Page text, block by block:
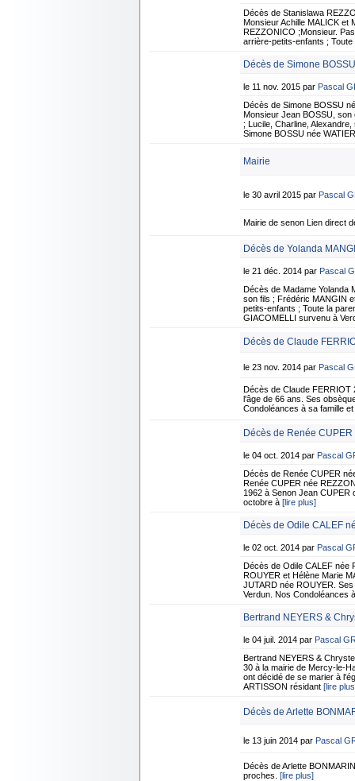
Décès de Stanislawa
Monsieur Achille MALICK et
REZZONICO ;Monsieur.
arrière-petits-enfants ;
Décès de Simone
le 11 nov. 2015 par Pascal
Décès de Simone BOSSU
Monsieur Jean BOSSU, son
; Lucile, Charline,
Simone BOSSU née
Mairie
le 30 avril 2015 par Pascal
Mairie de senon Lien direct
Décès de Yolanda
le 21 déc. 2014 par Pascal
Décès de Madame Yolanda
son fils ; Frédéric MANGIN
petits-enfants ; Toute la
GIACOMELLI survenu à
Décès de Claude
le 23 nov. 2014 par Pascal
Décès de Claude FERRIOT
l'âge de 66 ans. Ses
Condoléances à sa famille
Décès de Renée
le 04 oct. 2014 par Pascal
Décès de Renée CUPER
Renée CUPER née
1962 à Senon Jean CUPER
octobre à [lire plus]
Décès de Odile CALEF
le 02 oct. 2014 par Pascal
Décès de Odile CALEF née
ROUYER et Hélène Marie
JUTARD née ROUYER.
Verdun. Nos Condoléances
Bertrand NEYERS &
le 04 juil. 2014 par Pascal
Bertrand NEYERS &
30 à la mairie de Mercy-le-
ont décidé de se marier à
ARTISSON résidant [lire
Décès de Arlette
le 13 juin 2014 par Pascal
Décès de Arlette
proches. [lire plus]